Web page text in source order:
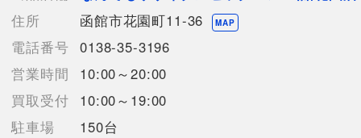
【こちらの商品は在庫連動システムを導入し、店頭や他ネットシ
ョップと併売を行なっておりますが、
タイミングによりシステムの反映が間に合わず欠品となってしま
う場合がございます。
売切れの場合は、ご購入をキャンセルさせていただく場合がござ
います。】
住所
函館市花園町11-36 MAP
電話番号 0138-35-3196
営業時間
10:00～20:00
買取受付
10:00～19:00
駐車場
150台